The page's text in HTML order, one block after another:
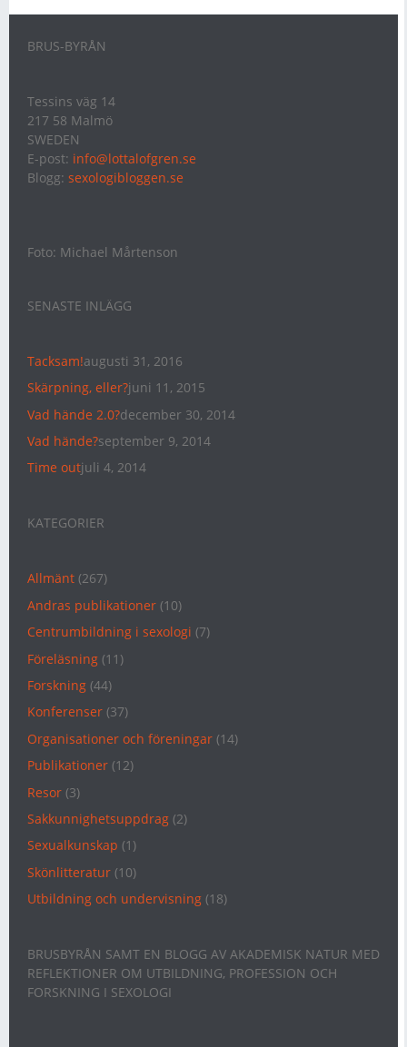
BRUS-BYRÅN
Tessins väg 14
217 58 Malmö
SWEDEN
E-post: info@lottalofgren.se
Blogg: sexologibloggen.se
Foto: Michael Mårtenson
SENASTE INLÄGG
Tacksam!augusti 31, 2016
Skärpning, eller?juni 11, 2015
Vad hände 2.0?december 30, 2014
Vad hände?september 9, 2014
Time outjuli 4, 2014
KATEGORIER
Allmänt (267)
Andras publikationer (10)
Centrumbildning i sexologi (7)
Föreläsning (11)
Forskning (44)
Konferenser (37)
Organisationer och föreningar (14)
Publikationer (12)
Resor (3)
Sakkunnighetsuppdrag (2)
Sexualkunskap (1)
Skönlitteratur (10)
Utbildning och undervisning (18)
BRUSBYRÅN SAMT EN BLOGG AV AKADEMISK NATUR MED
REFLEKTIONER OM UTBILDNING, PROFESSION OCH
FORSKNING I SEXOLOGI